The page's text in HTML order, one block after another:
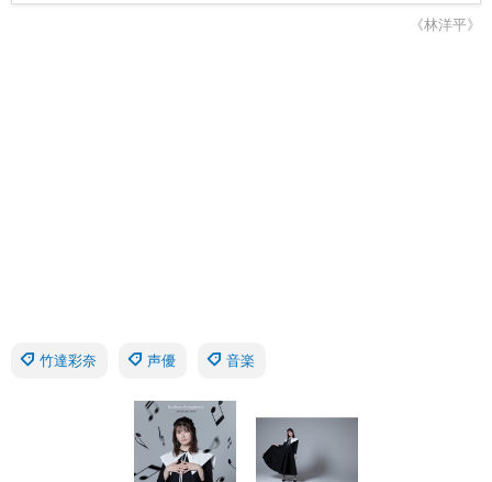
《林洋平》
竹達彩奈 声優 音楽